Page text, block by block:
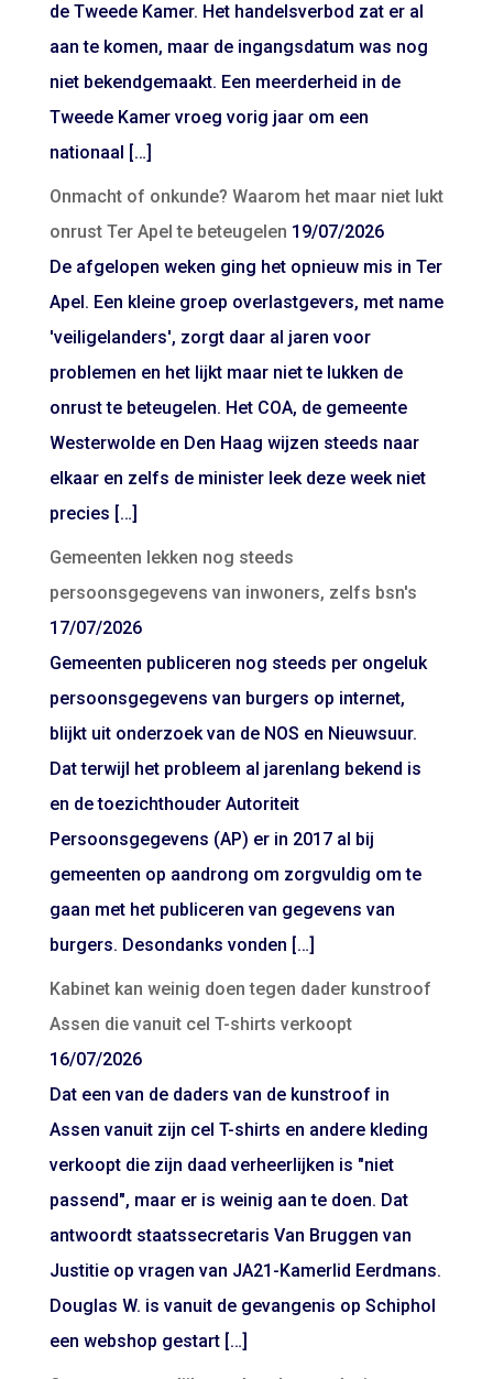
de Tweede Kamer. Het handelsverbod zat er al
aan te komen, maar de ingangsdatum was nog
niet bekendgemaakt. Een meerderheid in de
Tweede Kamer vroeg vorig jaar om een
nationaal […]
Onmacht of onkunde? Waarom het maar niet lukt
onrust Ter Apel te beteugelen 19/07/2026
De afgelopen weken ging het opnieuw mis in Ter
Apel. Een kleine groep overlastgevers, met name
'veiligelanders', zorgt daar al jaren voor
problemen en het lijkt maar niet te lukken de
onrust te beteugelen. Het COA, de gemeente
Westerwolde en Den Haag wijzen steeds naar
elkaar en zelfs de minister leek deze week niet
precies […]
Gemeenten lekken nog steeds
persoonsgegevens van inwoners, zelfs bsn's
17/07/2026
Gemeenten publiceren nog steeds per ongeluk
persoonsgegevens van burgers op internet,
blijkt uit onderzoek van de NOS en Nieuwsuur.
Dat terwijl het probleem al jarenlang bekend is
en de toezichthouder Autoriteit
Persoonsgegevens (AP) er in 2017 al bij
gemeenten op aandrong om zorgvuldig om te
gaan met het publiceren van gegevens van
burgers. Desondanks vonden […]
Kabinet kan weinig doen tegen dader kunstroof
Assen die vanuit cel T-shirts verkoopt
16/07/2026
Dat een van de daders van de kunstroof in
Assen vanuit zijn cel T-shirts en andere kleding
verkoopt die zijn daad verheerlijken is "niet
passend", maar er is weinig aan te doen. Dat
antwoordt staatssecretaris Van Bruggen van
Justitie op vragen van JA21-Kamerlid Eerdmans.
Douglas W. is vanuit de gevangenis op Schiphol
een webshop gestart […]